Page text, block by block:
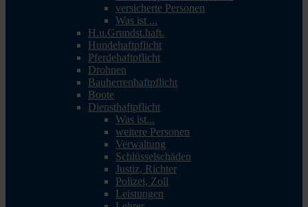
versicherte Personen
Was ist ...
H.u.Grundst.haft.
Hundehaftpflicht
Pferdehaftpflicht
Drohnen
Bauherrenhaftpflicht
Boote
Diensthaftpflicht
Was ist...
weitere Personen
Verwaltung
Schlüsselschäden
Justiz, Richter
Polizei, Zoll
Leistungen